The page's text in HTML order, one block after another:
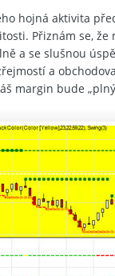
hojná aktivita
Přiznám se,
a se slušnou
a
margin bude